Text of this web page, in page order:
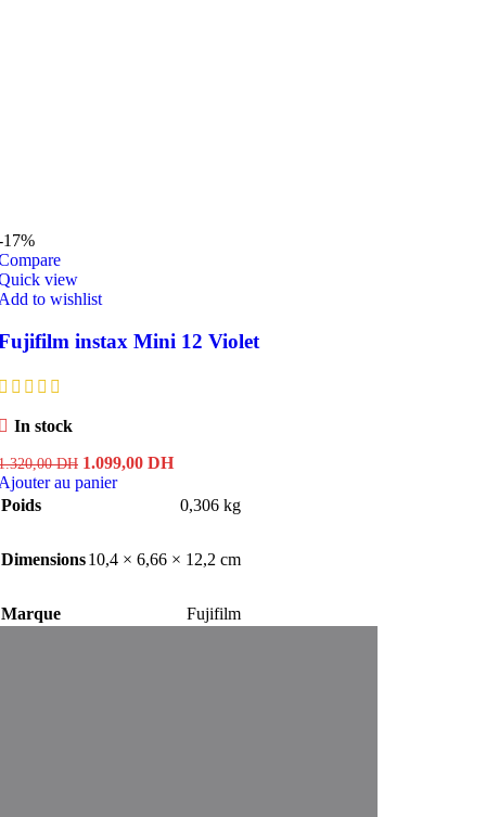
17%
view
to wishlist
instax Mini 12 Violet
In stock
DH Le
prix
1.099,00 DHLe
actuel
au panier
Poids
0,306 kg
Dimensions10,4 × 6,66 × 12,2 cm
Marque Fujifilm